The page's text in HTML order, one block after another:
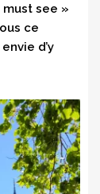
see »
ce
d’y